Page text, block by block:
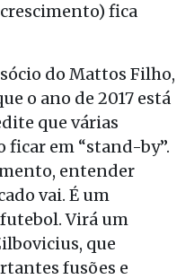
fica
do Mattos Filho,
o ano de 2017 está
que várias
ficar em “stand-by”.
entender
vai. É um
Virá um
que
fusões e